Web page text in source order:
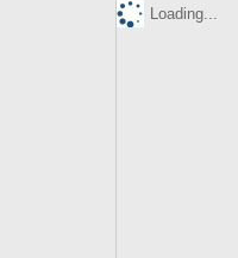
Loading...